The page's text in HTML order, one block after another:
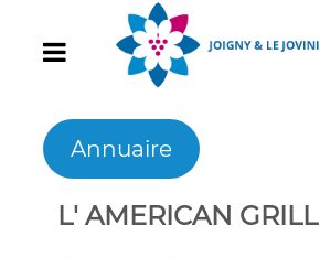
Annuaire
L' AMERICAN GRILL